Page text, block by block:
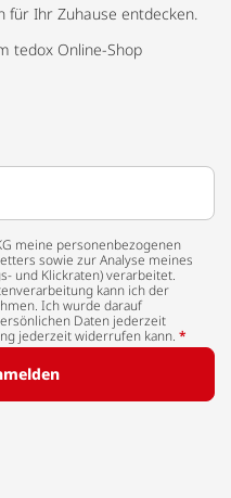
für Ihr Zuhause entdecken.
tedox Online-Shop
meine personenbezogenen
sowie zur Analyse meines
und Klickraten) verarbeitet.
kann ich der
Ich wurde darauf
Daten jederzeit
jederzeit widerrufen kann. *